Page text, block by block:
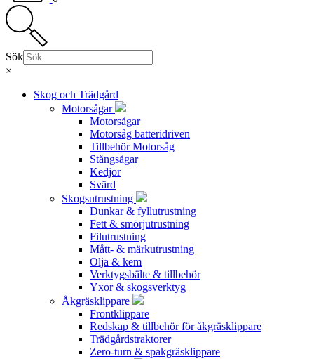
Sök
×
Skog och Trädgård
Motorsågar
Motorsågar
Motorsåg batteridriven
Tillbehör Motorsåg
Stångsågar
Kedjor
Svärd
Skogsutrustning
Dunkar & fyllutrustning
Fett & smörjutrustning
Filutrustning
Mått- & märkutrustning
Olja & kem
Verktygsbälte & tillbehör
Yxor & skogsverktyg
Åkgräsklippare
Frontklippare
Redskap & tillbehör för åkgräsklippare
Trädgårdstraktorer
Zero-turn & spakgräsklippare